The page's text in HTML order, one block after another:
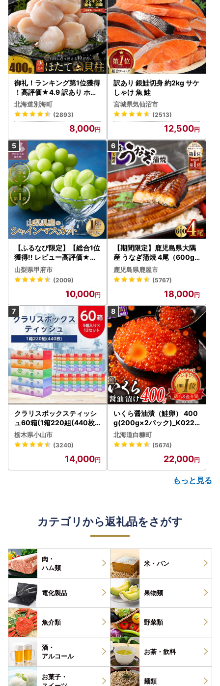
御礼！ランキング第1位獲得
！高評価★4.9 訳あり ホタ
テ 400g（ほたて 帆立 貝柱
冷凍 ）
北海道別海町
(2893)
8,000
訳あり 銀鮭切身 約2kg サケ
しゃけ 魚 鮭
宮城県気仙沼市
(2513)
12,500
【ふるなび限定】【総合1位
獲得!! レビュー高評価★】
〈2026年度配送分〉山梨
県産 シャインマスカット 2
～3房（1.0kg以上）シャイ
ン フルーツ FN-Limited-S
P
山梨県甲府市
(2009)
10,000
【期間限定】鹿児島県大隅
産 うなぎ蒲焼 4尾（600g
） KN007-004-04-cp18
うなぎ 鰻 魚 惣菜 総菜
鹿児島県鹿屋市
(5767)
18,000
クラリスボックスティッシ
ュ60箱(1箱220組(440枚))
(5個入り×12セット)【配送
不可地域：離島・沖縄県】
【1256759】
栃木県小山市
(3240)
14,000
いくら醤油漬（鮭卵） 400
g(200g×2パック)_K022-
1676
北海道白糠町
(5674)
22,000
もっと見る
カテゴリから返礼品をさがす
肉・
ハム類
米・パン
電化製品 果物類
魚介類 野菜類
酒・
アルコール
お茶・ 飲料
お菓子・
麺類